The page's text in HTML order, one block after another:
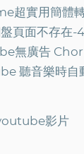
超實用簡體
盤頁面不存在-
無廣告
聽音樂時自
影片